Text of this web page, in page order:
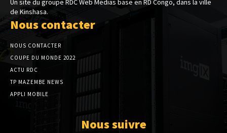
Un site du groupe RDC Web Medias base en RD Congo, dans la ville
de Kinshasa.
Nous contacter
NOUS CONTACTER
COUPE DU MONDE 2022
ACTU RDC
TP MAZEMBE NEWS
APPLI MOBILE
Nous suivre